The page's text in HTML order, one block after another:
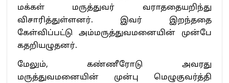
மக்கள் மருத்துவர் வராததையறிந்து
விசாரித்துள்ளனர். இவர் இறந்ததை
கேள்விப்பட்டு அம்மருத்துவமனையின் முன்பே
கதறியழுதனர்.
மேலும், கண்ணீரோடு அவரது
மருத்துவமனையின் முன்பு மெழுகுவர்த்தி